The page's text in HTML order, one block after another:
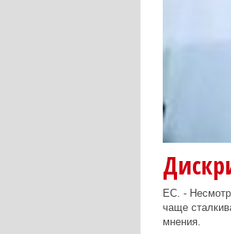
ЕС. -
чаще
мнения.